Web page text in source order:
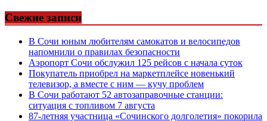
Свежие записи
В Сочи юным любителям самокатов и велосипедов
напомнили о правилах безопасности
Аэропорт Сочи обслужил 125 рейсов с начала суток
Покупатель приобрел на маркетплейсе новенький
телевизор, а вместе с ним — кучу проблем
В Сочи работают 52 автозаправочные станции:
ситуация с топливом 7 августа
87-летняя участница «Сочинского долголетия» покорила